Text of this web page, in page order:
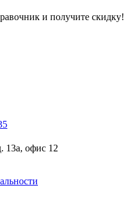
и получите скидку!
13а, офис 12